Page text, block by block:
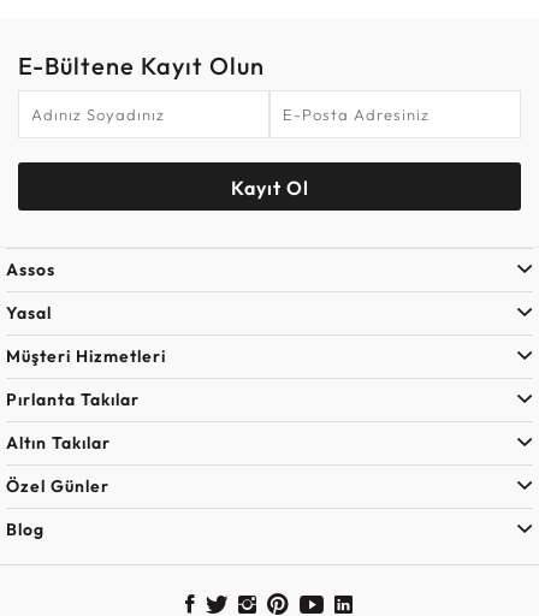
E-Bültene Kayıt Olun
Kayıt Ol
Assos
Yasal
Müşteri Hizmetleri
Pırlanta Takılar
Altın Takılar
Özel Günler
Blog